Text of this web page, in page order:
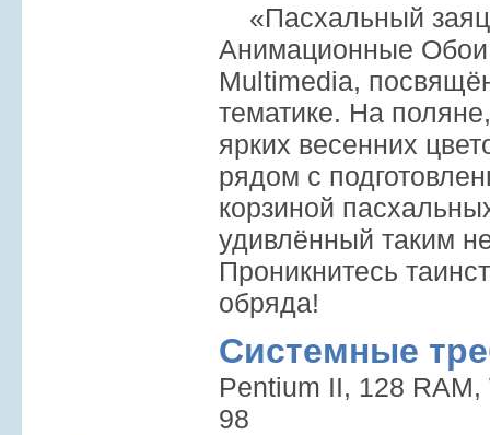
«Пасхальный
Анимационные Обои
Multimedia,
тематике. На
ярких весенних
рядом с
корзиной
удивлённый таким
Проникнитесь
обряда!
Системные
Pentium II, 128
98